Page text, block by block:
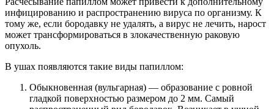
инфицированию и распространению вируса по организму. К
тому же, если бородавку не удалять, а вирус не лечить, нарост
может трансформироваться в злокачественную раковую
опухоль.
В ушах появляются такие виды папиллом:
Обыкновенная (вульгарная) — образование с ровной
гладкой поверхностью размером до 2 мм. Самый